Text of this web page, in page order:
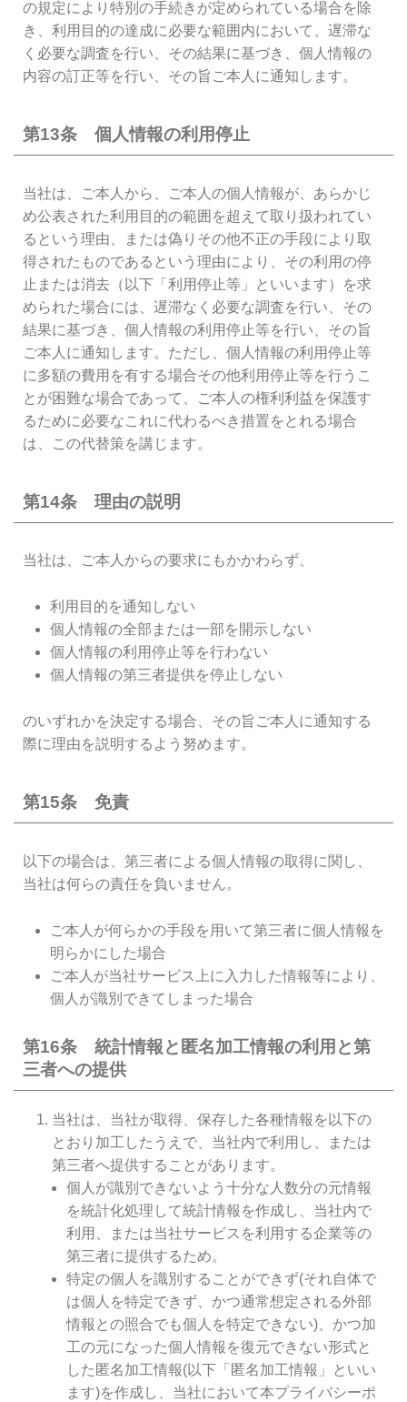
の規定により特別の手続きが定められている場合を除
き、利用目的の達成に必要な範囲内において、遅滞な
く必要な調査を行い、その結果に基づき、個人情報の
内容の訂正等を行い、その旨ご本人に通知します。
第13条 個人情報の利用停止
当社は、ご本人から、ご本人の個人情報が、あらかじ
め公表された利用目的の範囲を超えて取り扱われてい
るという理由、または偽りその他不正の手段により取
得されたものであるという理由により、その利用の停
止または消去（以下「利用停止等」といいます）を求
められた場合には、遅滞なく必要な調査を行い、その
結果に基づき、個人情報の利用停止等を行い、その旨
ご本人に通知します。ただし、個人情報の利用停止等
に多額の費用を有する場合その他利用停止等を行うこ
とが困難な場合であって、ご本人の権利利益を保護す
るために必要なこれに代わるべき措置をとれる場合
は、この代替策を講じます。
第14条 理由の説明
当社は、ご本人からの要求にもかかわらず、
利用目的を通知しない
個人情報の全部または一部を開示しない
個人情報の利用停止等を行わない
個人情報の第三者提供を停止しない
のいずれかを決定する場合、その旨ご本人に通知する
際に理由を説明するよう努めます。
第15条 免責
以下の場合は、第三者による個人情報の取得に関し、
当社は何らの責任を負いません。
ご本人が何らかの手段を用いて第三者に個人情報を
明らかにした場合
ご本人が当社サービス上に入力した情報等により、
個人が識別できてしまった場合
第16条 統計情報と匿名加工情報の利用と第
三者への提供
当社は、当社が取得、保存した各種情報を以下の
とおり加工したうえで、当社内で利用し、または
第三者へ提供することがあります。
個人が識別できないよう十分な人数分の元情報
を統計化処理して統計情報を作成し、当社内で
利用、または当社サービスを利用する企業等の
第三者に提供するため。
特定の個人を識別することができず(それ自体で
は個人を特定できず、かつ通常想定される外部
情報との照合でも個人を特定できない)、かつ加
工の元になった個人情報を復元できない形式と
した匿名加工情報(以下「匿名加工情報」といい
ます)を作成し、当社において本プライバシーポ